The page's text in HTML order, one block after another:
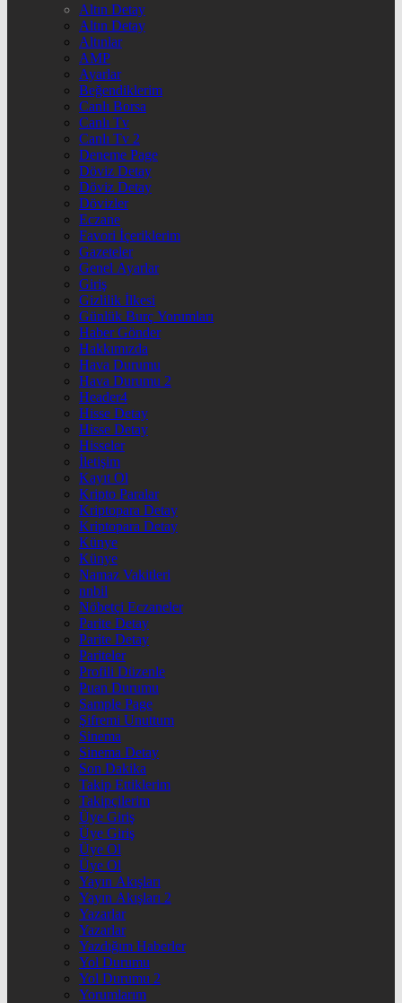
Altın Detay
Altın Detay
Altınlar
AMP
Ayarlar
Beğendiklerim
Canlı Borsa
Canlı Tv
Canlı Tv 2
Deneme Page
Döviz Detay
Döviz Detay
Dövizler
Eczane
Favori İçeriklerim
Gazeteler
Genel Ayarlar
Giriş
Gizlilik İlkesi
Günlük Burç Yorumları
Haber Gönder
Hakkımızda
Hava Durumu
Hava Durumu 2
Header4
Hisse Detay
Hisse Detay
Hisseler
İletişim
Kayıt Ol
Kripto Paralar
Kriptopara Detay
Kriptopara Detay
Künye
Künye
Namaz Vakitleri
nnbil
Nöbetçi Eczaneler
Parite Detay
Parite Detay
Pariteler
Profili Düzenle
Puan Durumu
Sample Page
Şifremi Unuttum
Sinema
Sinema Detay
Son Dakika
Takip Ettiklerim
Takipçilerim
Üye Giriş
Üye Giriş
Üye Ol
Üye Ol
Yayın Akışları
Yayın Akışları 2
Yazarlar
Yazarlar
Yazdığım Haberler
Yol Durumu
Yol Durumu 2
Yorumlarım